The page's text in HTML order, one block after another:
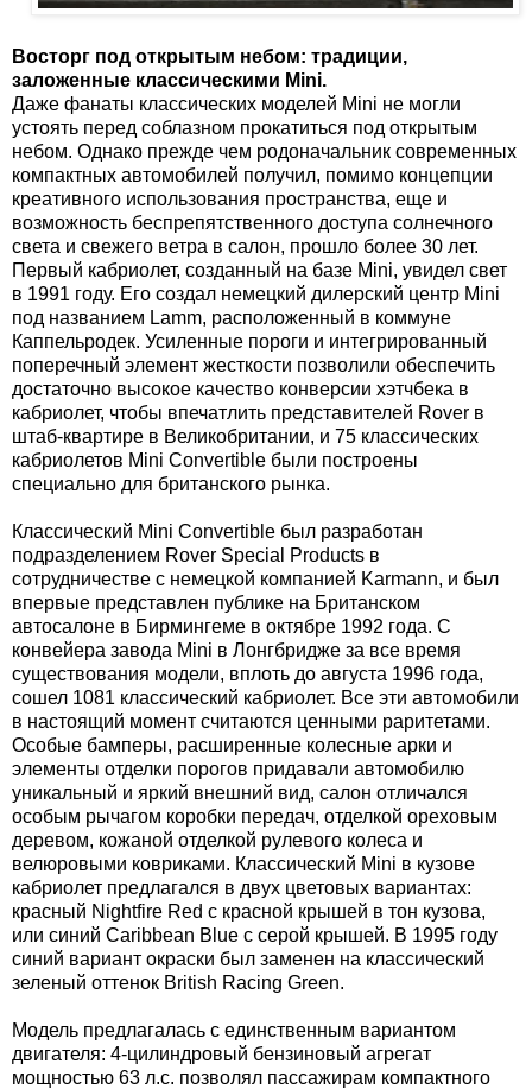
Восторг под открытым небом: традиции,
заложенные классическими Mini.
Даже фанаты классических моделей Mini не могли
устоять перед соблазном прокатиться под открытым
небом. Однако прежде чем родоначальник современных
компактных автомобилей получил, помимо концепции
креативного использования пространства, еще и
возможность беспрепятственного доступа солнечного
света и свежего ветра в салон, прошло более 30 лет.
Первый кабриолет, созданный на базе Mini, увидел свет
в 1991 году. Его создал немецкий дилерский центр Mini
под названием Lamm, расположенный в коммуне
Каппельродек. Усиленные пороги и интегрированный
поперечный элемент жесткости позволили обеспечить
достаточно высокое качество конверсии хэтчбека в
кабриолет, чтобы впечатлить представителей Rover в
штаб-квартире в Великобритании, и 75 классических
кабриолетов Mini Convertible были построены
специально для британского рынка.
Классический Mini Convertible был разработан
подразделением Rover Special Products в
сотрудничестве с немецкой компанией Karmann, и был
впервые представлен публике на Британском
автосалоне в Бирмингеме в октябре 1992 года. С
конвейера завода Mini в Лонгбридже за все время
существования модели, вплоть до августа 1996 года,
сошел 1081 классический кабриолет. Все эти автомобили
в настоящий момент считаются ценными раритетами.
Особые бамперы, расширенные колесные арки и
элементы отделки порогов придавали автомобилю
уникальный и яркий внешний вид, салон отличался
особым рычагом коробки передач, отделкой ореховым
деревом, кожаной отделкой рулевого колеса и
велюровыми ковриками. Классический Mini в кузове
кабриолет предлагался в двух цветовых вариантах:
красный Nightfire Red с красной крышей в тон кузова,
или синий Caribbean Blue с серой крышей. В 1995 году
синий вариант окраски был заменен на классический
зеленый оттенок British Racing Green.
Модель предлагалась с единственным вариантом
двигателя: 4-цилиндровый бензиновый агрегат
мощностью 63 л.с. позволял пассажирам компактного